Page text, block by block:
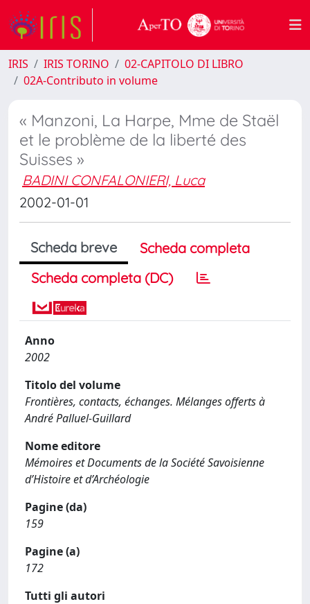
IRIS IRIS TORINO
02-CAPITOLO DI LIBRO
02A-Contributo in volume
« Manzoni, La Harpe, Mme de Staël
et le problème de la liberté des
Suisses »
BADINI CONFALONIERI, Luca
2002-01-01
Scheda breve
Scheda completa
Scheda completa (DC)
Anno
2002
Titolo del volume
Frontières, contacts, échanges. Mélanges offerts à
André Palluel-Guillard
Nome editore
Mémoires et Documents de la Société Savoisienne
d’Histoire et d’Archéologie
Pagine (da)
159
Pagine (a)
172
Tutti gli autori